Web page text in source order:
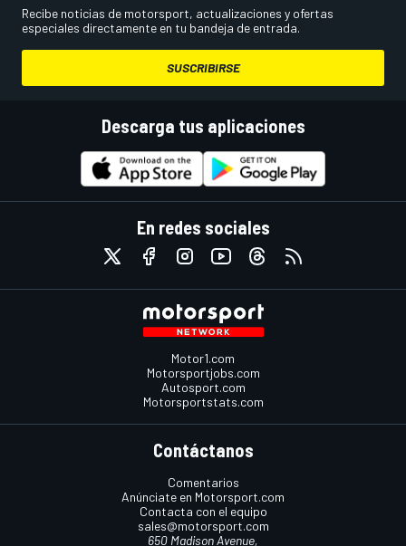
Recibe noticias de motorsport, actualizaciones y ofertas
especiales directamente en tu bandeja de entrada.
SUSCRIBIRSE
Descarga tus aplicaciones
En redes sociales
Motor1.com
Motorsportjobs.com
Autosport.com
Motorsportstats.com
Contáctanos
Comentarios
Anúnciate en Motorsport.com
Contacta con el equipo
sales@motorsport.com
650 Madison Avenue,